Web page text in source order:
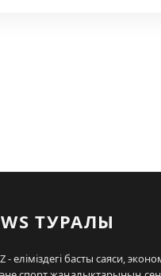
ТУРАЛЫ
- еліміздегі басты саяси,